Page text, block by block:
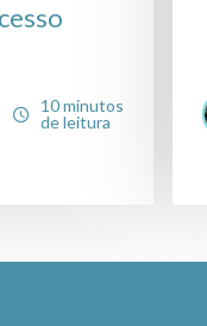
10 minutos
de leitura